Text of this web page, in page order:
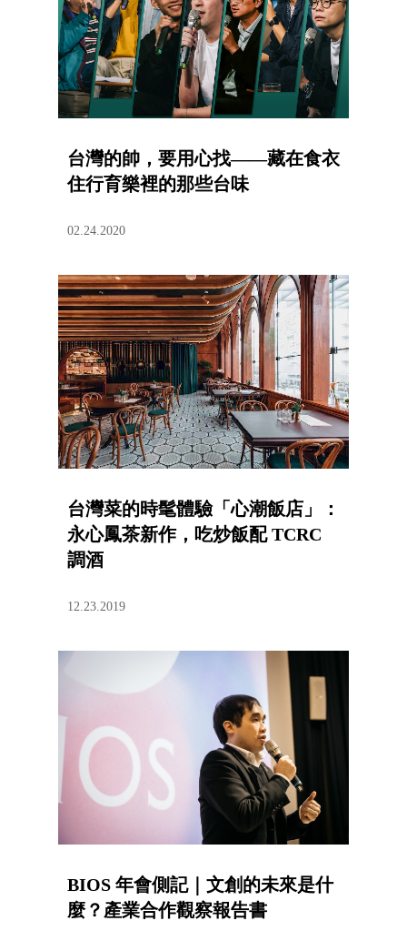
台灣的帥，要用心找——藏在食衣
住行育樂裡的那些台味
02.24.2020
台灣菜的時髦體驗「心潮飯店」：
永心鳳茶新作，吃炒飯配 TCRC
調酒
12.23.2019
BIOS 年會側記｜文創的未來是什
麼？產業合作觀察報告書